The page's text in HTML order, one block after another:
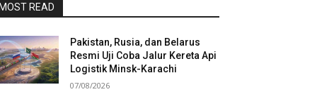
READ
Pakistan, Rusia, dan Belarus
Resmi Uji Coba Jalur Kereta Api
Logistik Minsk-Karachi
07/08/2026